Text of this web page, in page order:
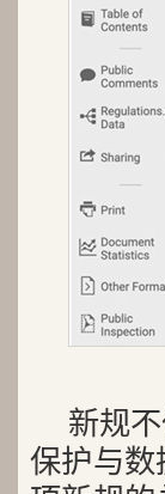
新规
保护与数